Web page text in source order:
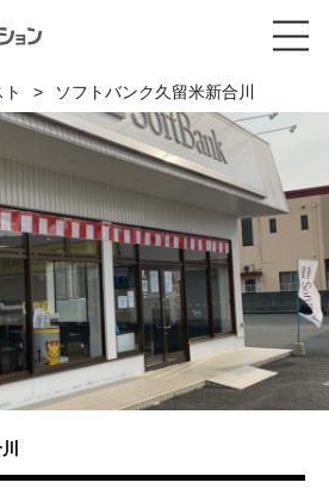
ソフトバンク久留米新合川